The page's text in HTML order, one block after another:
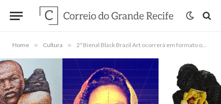
Home » Cultura » 2ª Bienal Black Brazil Art ocorrerá em formato online